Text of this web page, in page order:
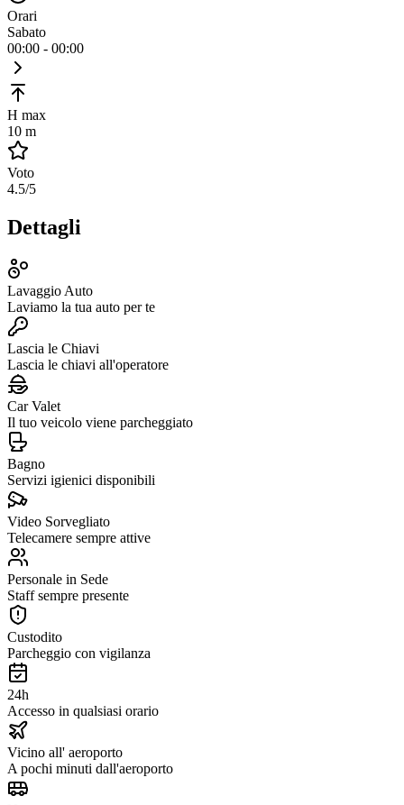
Orari
Sabato
00:00 - 00:00
H max
10 m
Voto
4.5/5
Dettagli
Lavaggio Auto
Laviamo la tua auto per te
Lascia le Chiavi
Lascia le chiavi all'operatore
Car Valet
Il tuo veicolo viene parcheggiato
Bagno
Servizi igienici disponibili
Video Sorvegliato
Telecamere sempre attive
Personale in Sede
Staff sempre presente
Custodito
Parcheggio con vigilanza
24h
Accesso in qualsiasi orario
Vicino all' aeroporto
A pochi minuti dall'aeroporto